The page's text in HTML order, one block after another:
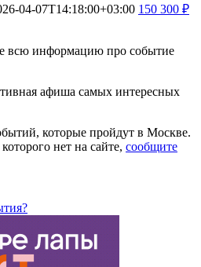
04-07T14:18:00+03:00 150 300 ₽
всю информацию про событие
афиша самых интересных
которые пройдут в Москве.
нет на сайте, сообщите